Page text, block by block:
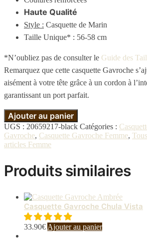
Haute Qualité
Style : Casquette de Marin
Taille Unique* : 56-58 cm
*N’oubliez pas de consulter le Guide des
Remarquez que cette casquette Gavroche
aisément à votre tête grâce à un cordon à
garantissant un port parfait.
Ajouter au panier
UGS : 20659217-black Catégories :
Gavroche, Casquette Gavroche Femme,
articles Femme
Produits similaires
Casquette Gavroche Chula Vista
33.90€ Ajouter au panier